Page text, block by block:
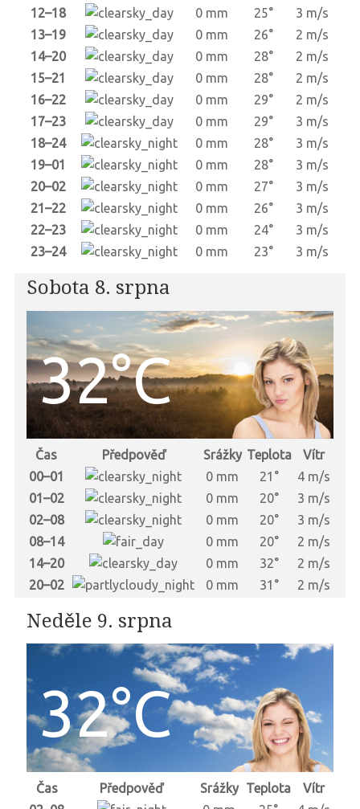
12–18 0 mm 25°
3 m/s
13–19
0 mm 26°
2 m/s
14–20
0 mm 28°
2 m/s
15–21
0 mm 28°
2 m/s
16–22
0 mm 29°
2 m/s
17–23
0 mm 29°
3 m/s
18–24
0 mm 28°
3 m/s
19–01
0 mm 28°
3 m/s
20–02
0 mm 27°
3 m/s
21–22
0 mm 26°
3 m/s
22–23
0 mm 24°
3 m/s
23–24
0 mm 23° 3 m/s
Sobota 8. srpna
32°C
Čas Předpověď Srážky Teplota
Vítr
00–01
0 mm 21°
4 m/s
01–02
0 mm 20°
3 m/s
02–08
0 mm 20°
3 m/s
08–14
0 mm 20°
2 m/s
14–20
0 mm 32°
2 m/s
20–02
0 mm 31° 2 m/s
Neděle 9. srpna
32°C
Čas Předpověď Srážky Teplota
Vítr